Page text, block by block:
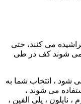
می کنند، حتی
شوند کف در طی
شود ، انتخاب شما به
می شوند ،
نایلون ، پلی الفین ،